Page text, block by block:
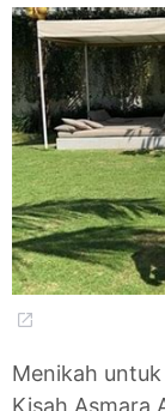
Menikah
Kisah Asmara